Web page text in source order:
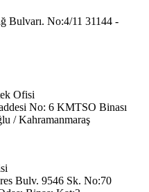
Bulvarı. No:4/11 31144 -
Ofisi
No: 6 KMTSO Binası
/ Kahramanmaraş
Bulv. 9546 Sk. No:70